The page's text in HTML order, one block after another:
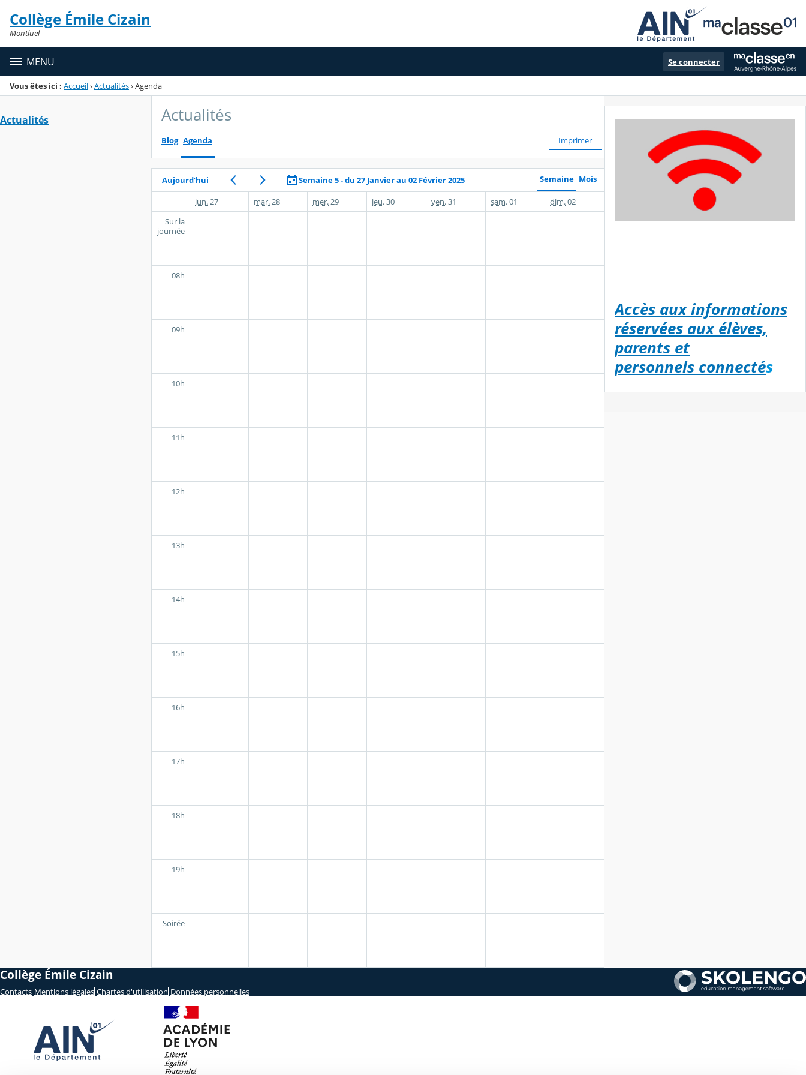
Menu de la rubrique
Contenu
Collège Émile Cizain
Montluel
MENU Se connecter
Vous êtes ici : Accueil›Actualités›Agenda
Actualités Actualités
Blog Agenda Imprimer
Aujourd’hui Semaine 5 - du 27 Janvier au 02 Février 2025 Semaine Mois
lun. 27 mar. 28 mer. 29 jeu.30 ven.31 sam.01 dim.02
Sur la
journée
08h
09h
10h
11h
12h
13h
14h
15h
16h
17h
18h
19h
Soirée
Accès aux informations
réservées aux élèves,
parents et
personnels connectés
Collège Émile Cizain
Contacts Mentions légales Chartes d'utilisation Données personnelles